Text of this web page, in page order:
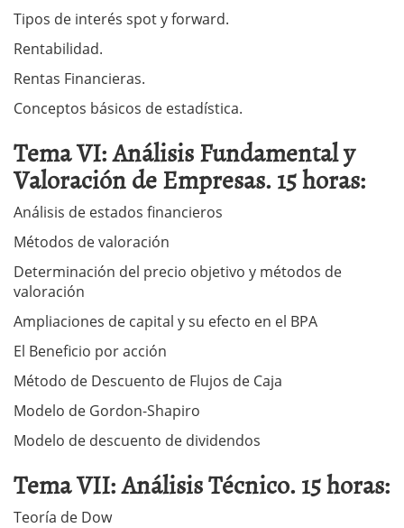
Tipos de interés spot y forward.
Rentabilidad.
Rentas Financieras.
Conceptos básicos de estadística.
Tema VI: Análisis Fundamental y
Valoración de Empresas. 15 horas:
Análisis de estados financieros
Métodos de valoración
Determinación del precio objetivo y métodos de
valoración
Ampliaciones de capital y su efecto en el BPA
El Beneficio por acción
Método de Descuento de Flujos de Caja
Modelo de Gordon-Shapiro
Modelo de descuento de dividendos
Tema VII: Análisis Técnico. 15 horas:
Teoría de Dow